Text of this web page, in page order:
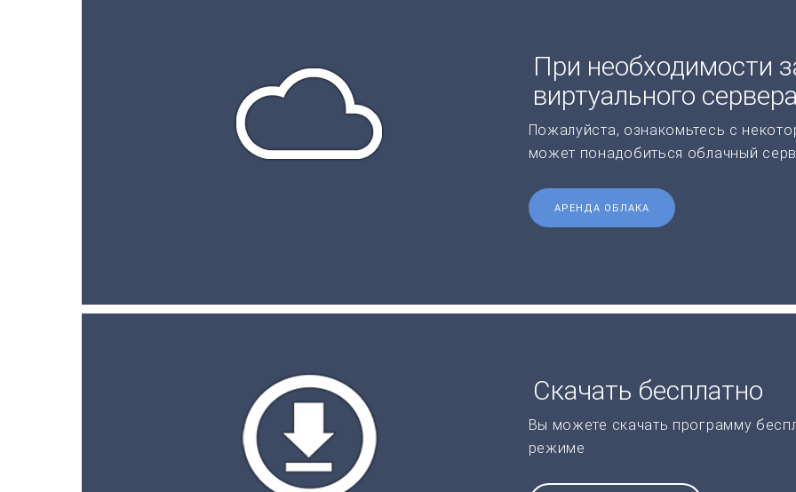
При необходимости
виртуального сервера
Пожалуйста, ознакомьтесь с
может понадобиться облачный
АРЕНДА ОБЛАКА
Скачать бесплатно
Вы можете скачать программу
режиме